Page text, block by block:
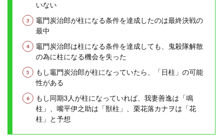
いない
竈門炭治郎が柱になる条件を達成したのは最終決戦の
最中
竈門炭治郎は柱になる条件を達成しても、鬼殺隊解散
の為に柱になる機会を失った
もし竈門炭治郎が柱になっていたら、「日柱」の可能
性がある
もし同期3人が柱になっていれば、我妻善逸は「鳴
柱」、嘴平伊之助は「獣柱」、栗花落カナヲは「花
柱」と予想